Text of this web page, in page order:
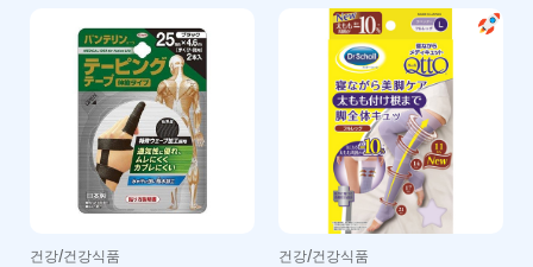
건강/건강식품 건강/건강식품